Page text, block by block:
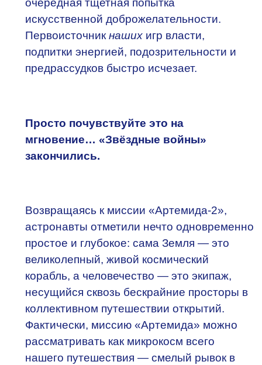
очередная тщетная попытка
искусственной доброжелательности.
Первоисточникнаших игр власти,
подпитки энергией, подозрительности и
предрассудков быстро исчезает.
Просто почувствуйте это на
мгновение… «Звёздные войны»
закончились.
Возвращаясь к миссии «Артемида-2»,
астронавты отметили нечто одновременно
простое и глубокое: сама Земля — это
великолепный, живой космический
корабль, а человечество — это экипаж,
несущийся сквозь бескрайние просторы в
коллективном путешествии открытий.
Фактически, миссию «Артемида» можно
рассматривать как микрокосм всего
нашего путешествия — смелый рывок в